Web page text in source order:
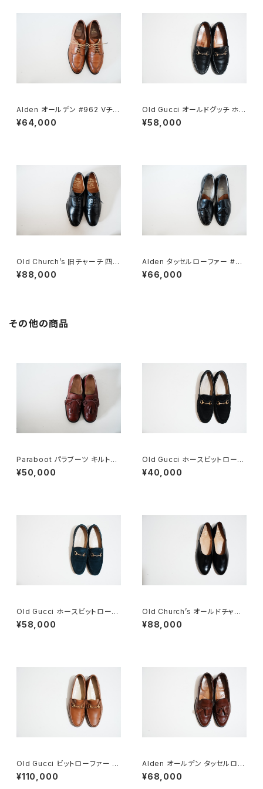
Alden オールデン #962 Vチッ
プ 9.5D
¥64,000
Old Gucci オールドグッチ ホー
スビットローファー 43E Black
ラバー
¥58,000
Old Church’s 旧チャーチ 四都
市 Consul 95D
¥88,000
Alden タッセルローファー #66
0 10C
¥66,000
その他の商品
Paraboot パラブーツ キルトシ
ューズ 旧ロゴ UK5
¥50,000
Old Gucci ホースビットローフ
ァー 4.5B スエードBK
¥40,000
Old Gucci ホースビットローフ
ァー 36C Navy Suede
¥58,000
Old Church’s オールドチャー
チ ドクターシューズ 9.5F
¥88,000
Old Gucci ビットローファー 41
E Brown Deadstock
¥110,000
Alden オールデン タッセルロー
ファー #560 8 D
¥68,000